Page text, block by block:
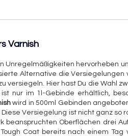
Varnish
Unregelmäßigkeiten hervorheben
Alternative die Versiegelungen
versiegeln. Hier hast Du die Wahl
nur im 1l-Gebinde erhältlich,
wird in 500ml Gebinden
Versiegelung ist nicht ganz so
beanspruchten Oberflächen drei
Coat bereits nach einem Tag